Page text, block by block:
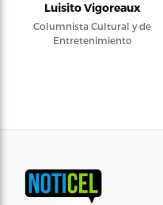
Luisito Vigoreaux
Columnista Cultural y de
Entretenimiento